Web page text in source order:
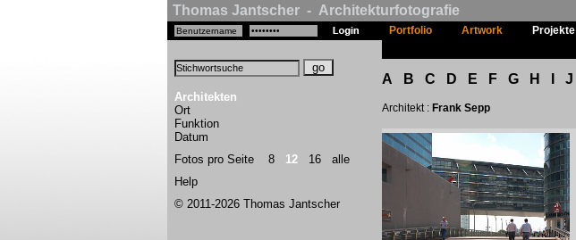
Thomas Jantscher - Architekturfotografie
Architekten
Ort
Funktion
Datum
Fotos pro Seite 8 12 16
alle
Help
© 2011-2026 Thomas Jantscher
Portfolio Artwork Projekte
A B C D E F G H J
Architekt : Frank Sepp